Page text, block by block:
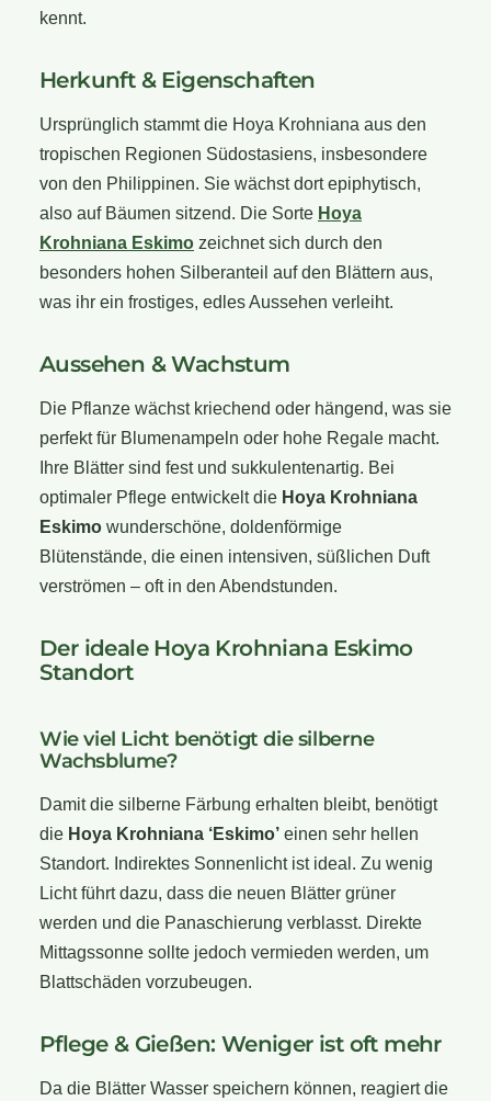
kennt.
Herkunft & Eigenschaften
Ursprünglich stammt die Hoya Krohniana aus den
tropischen Regionen Südostasiens, insbesondere
von den Philippinen. Sie wächst dort epiphytisch,
also auf Bäumen sitzend. Die Sorte Hoya
Krohniana Eskimo zeichnet sich durch den
besonders hohen Silberanteil auf den Blättern aus,
was ihr ein frostiges, edles Aussehen verleiht.
Aussehen & Wachstum
Die Pflanze wächst kriechend oder hängend, was sie
perfekt für Blumenampeln oder hohe Regale macht.
Ihre Blätter sind fest und sukkulentenartig. Bei
optimaler Pflege entwickelt die Hoya Krohniana
Eskimo wunderschöne, doldenförmige
Blütenstände, die einen intensiven, süßlichen Duft
verströmen – oft in den Abendstunden.
Der ideale Hoya Krohniana Eskimo
Standort
Wie viel Licht benötigt die silberne
Wachsblume?
Damit die silberne Färbung erhalten bleibt, benötigt
die Hoya Krohniana ‘Eskimo’ einen sehr hellen
Standort. Indirektes Sonnenlicht ist ideal. Zu wenig
Licht führt dazu, dass die neuen Blätter grüner
werden und die Panaschierung verblasst. Direkte
Mittagssonne sollte jedoch vermieden werden, um
Blattschäden vorzubeugen.
Pflege & Gießen: Weniger ist oft mehr
Da die Blätter Wasser speichern können, reagiert die